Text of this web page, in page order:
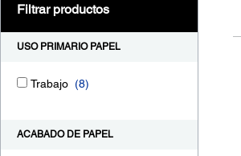
Filtrar productos
USO PRIMARIO PAPEL
Trabajo (8)
ACABADO DE PAPEL